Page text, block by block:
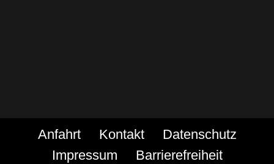
Anfahrt Kontakt
Datenschutz
Impressum
Barrierefreiheit